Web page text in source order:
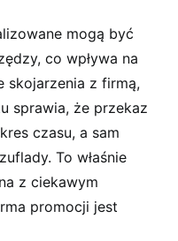
mogą być
co wpływa na
skojarzenia z firmą,
sprawia, że przekaz
czasu, a sam
To właśnie
z ciekawym
promocji jest